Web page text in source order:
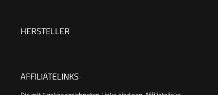
Stahl-Grillwanne, #2104
HERSTELLER
AFFILIATELINKS